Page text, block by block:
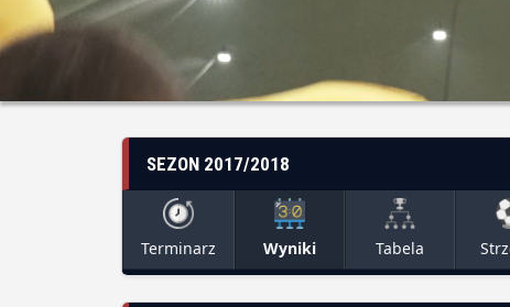
SEZON 2017/2018
Terminarz Wyniki Tabela